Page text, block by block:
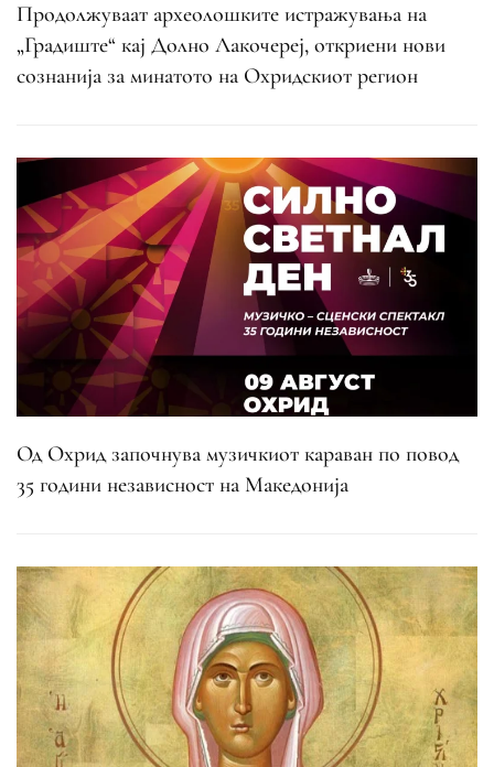
Продолжуваат археолошките истражувања на
„Градиште“ кај Долно Лакочереј, откриени нови
сознанија за минатото на Охридскиот регион
Од Охрид започнува музичкиот караван по повод
35 години независност на Македонија